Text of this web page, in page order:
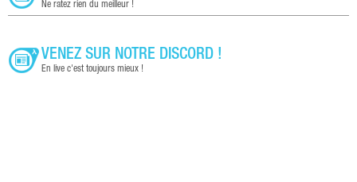
Ne ratez rien du meilleur !
VENEZ SUR NOTRE DISCORD !
En live c'est toujours mieux !